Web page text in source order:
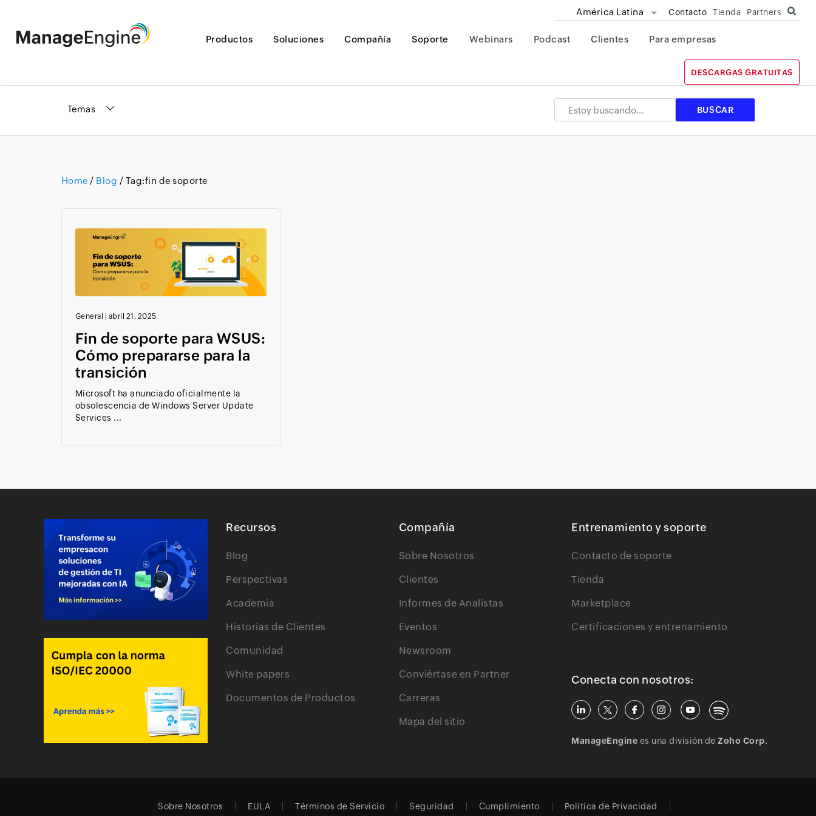
América Latina Contacto Tienda Partners
Productos Soluciones Compañía Soporte Webinars Podcast Clientes Para empresas
DESCARGAS GRATUITAS
Temas
Home / Blog / Tag:fin de soporte
General abril 21, 2025
Fin de soporte para WSUS:
Cómo prepararse para la
transición
Microsoft ha anunciado oficialmente la
obsolescencia de Windows Server Update
Services ...
Recursos
Blog
Perspectivas
Academia
Historias de Clientes
Comunidad
White papers
Documentos de Productos
Compañía
Sobre Nosotros
Clientes
Informes de Analistas
Eventos
Newsroom
Conviértase en Partner
Carreras
Mapa del sitio
Entrenamiento y soporte
Contacto de soporte
Tienda
Marketplace
Certificaciones y entrenamiento
Conecta con nosotros:
ManageEngine es una división deZoho Corp.
Sobre Nosotros EULA Términos de Servicio Seguridad Cumplimiento Política de Privacidad